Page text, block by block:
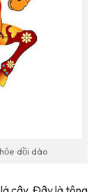
dồi dào